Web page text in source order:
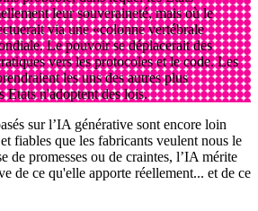
leur souveraineté, mais où le
via une «colonne vertébrale
Le pouvoir se déplacerait des
vers les protocoles et le code. Les
les uns des autres plus
Etats n'adoptent des lois.
sur l’IA générative sont encore loin
fiables que les fabricants veulent nous le
de promesses ou de craintes, l’IA mérite
de ce qu'elle apporte réellement... et de ce